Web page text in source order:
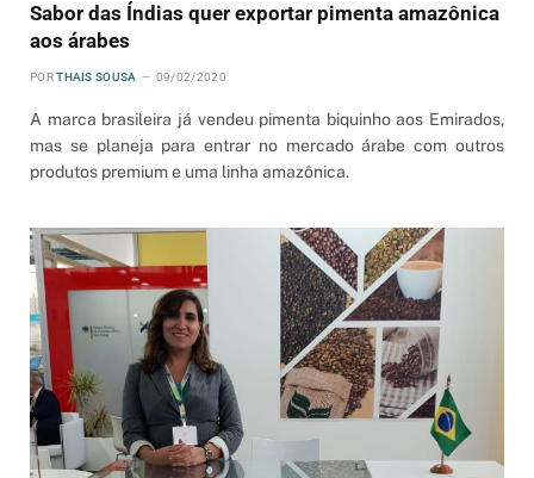
Sabor das Índias quer exportar pimenta amazônica
aos árabes
POR THAIS SOUSA 09/02/2020
A marca brasileira já vendeu pimenta biquinho aos Emirados,
mas se planeja para entrar no mercado árabe com outros
produtos premium e uma linha amazônica.